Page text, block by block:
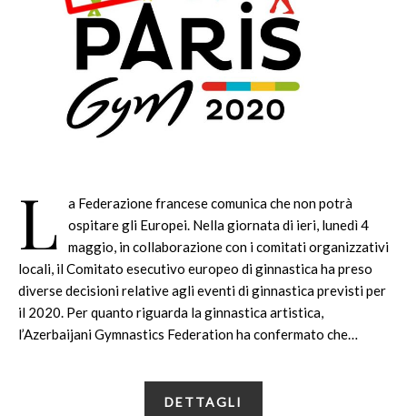
L
a Federazione francese comunica che non potrà
ospitare gli Europei. Nella giornata di ieri, lunedì 4
maggio, in collaborazione con i comitati organizzativi
locali, il Comitato esecutivo europeo di ginnastica ha preso
diverse decisioni relative agli eventi di ginnastica previsti per
il 2020. Per quanto riguarda la ginnastica artistica,
l’Azerbaijani Gymnastics Federation ha confermato che…
DETTAGLI